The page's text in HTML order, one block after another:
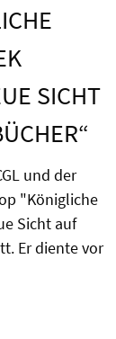
SICHT
und der
"Königliche
Sicht auf
Er diente vor